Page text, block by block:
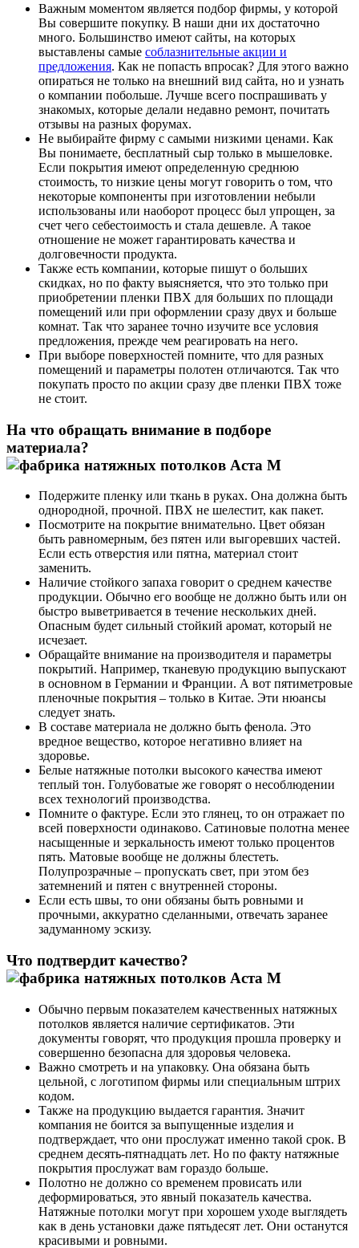
Важным моментом является подбор фирмы, у которой
Вы совершите покупку. В наши дни их достаточно
много. Большинство имеют сайты, на которых
выставлены самые соблазнительные акции и
предложения. Как не попасть впросак? Для этого важно
опираться не только на внешний вид сайта, но и узнать
о компании побольше. Лучше всего поспрашивать у
знакомых, которые делали недавно ремонт, почитать
отзывы на разных форумах.
Не выбирайте фирму с самыми низкими ценами. Как
Вы понимаете, бесплатный сыр только в мышеловке.
Если покрытия имеют определенную среднюю
стоимость, то низкие цены могут говорить о том, что
некоторые компоненты при изготовлении небыли
использованы или наоборот процесс был упрощен, за
счет чего себестоимость и стала дешевле. А такое
отношение не может гарантировать качества и
долговечности продукта.
Также есть компании, которые пишут о больших
скидках, но по факту выясняется, что это только при
приобретении пленки ПВХ для больших по площади
помещений или при оформлении сразу двух и больше
комнат. Так что заранее точно изучите все условия
предложения, прежде чем реагировать на него.
При выборе поверхностей помните, что для разных
помещений и параметры полотен отличаются. Так что
покупать просто по акции сразу две пленки ПВХ тоже
не стоит.
На что обращать внимание в подборе
материала?
Подержите пленку или ткань в руках. Она должна быть
однородной, прочной. ПВХ не шелестит, как пакет.
Посмотрите на покрытие внимательно. Цвет обязан
быть равномерным, без пятен или выгоревших частей.
Если есть отверстия или пятна, материал стоит
заменить.
Наличие стойкого запаха говорит о среднем качестве
продукции. Обычно его вообще не должно быть или он
быстро выветривается в течение нескольких дней.
Опасным будет сильный стойкий аромат, который не
исчезает.
Обращайте внимание на производителя и параметры
покрытий. Например, тканевую продукцию выпускают
в основном в Германии и Франции. А вот пятиметровые
пленочные покрытия – только в Китае. Эти нюансы
следует знать.
В составе материала не должно быть фенола. Это
вредное вещество, которое негативно влияет на
здоровье.
Белые натяжные потолки высокого качества имеют
теплый тон. Голубоватые же говорят о несоблюдении
всех технологий производства.
Помните о фактуре. Если это глянец, то он отражает по
всей поверхности одинаково. Сатиновые полотна менее
насыщенные и зеркальность имеют только процентов
пять. Матовые вообще не должны блестеть.
Полупрозрачные – пропускать свет, при этом без
затемнений и пятен с внутренней стороны.
Если есть швы, то они обязаны быть ровными и
прочными, аккуратно сделанными, отвечать заранее
задуманному эскизу.
Что подтвердит качество?
Обычно первым показателем качественных натяжных
потолков является наличие сертификатов. Эти
документы говорят, что продукция прошла проверку и
совершенно безопасна для здоровья человека.
Важно смотреть и на упаковку. Она обязана быть
цельной, с логотипом фирмы или специальным штрих
кодом.
Также на продукцию выдается гарантия. Значит
компания не боится за выпущенные изделия и
подтверждает, что они прослужат именно такой срок. В
среднем десять-пятнадцать лет. Но по факту натяжные
покрытия прослужат вам гораздо больше.
Полотно не должно со временем провисать или
деформироваться, это явный показатель качества.
Натяжные потолки могут при хорошем уходе выглядеть
как в день установки даже пятьдесят лет. Они останутся
красивыми и ровными.